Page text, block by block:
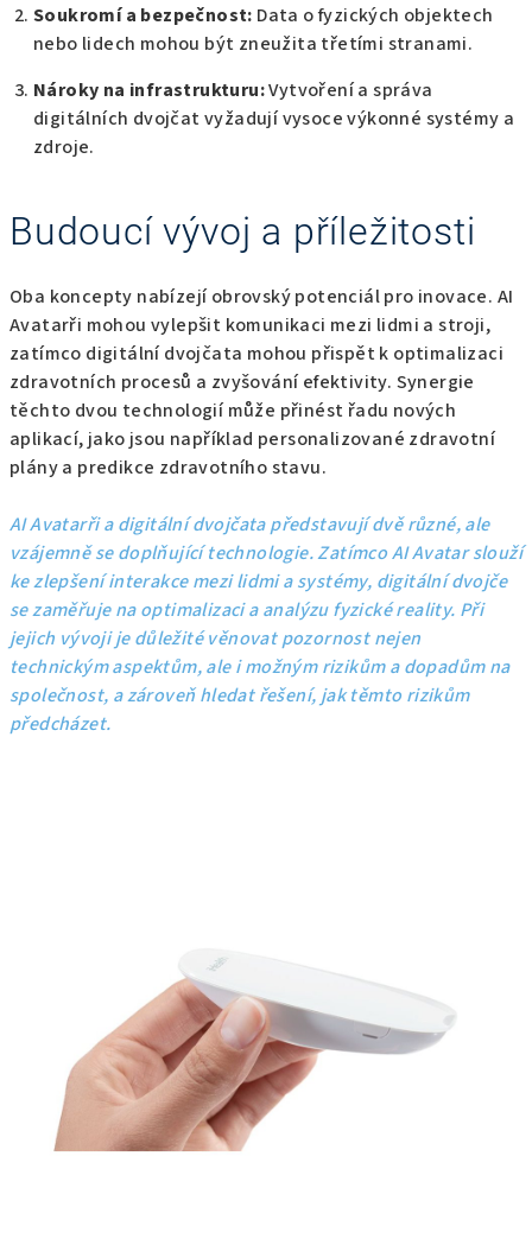
Soukromí a bezpečnost: Data o fyzických objektech
nebo lidech mohou být zneužita třetími stranami.
Nároky na infrastrukturu:Vytvoření a správa
digitálních dvojčat vyžadují vysoce výkonné systémy a
zdroje.
Budoucí vývoj a příležitosti
Oba koncepty nabízejí obrovský potenciál pro inovace. AI
Avatarři mohou vylepšit komunikaci mezi lidmi a stroji,
zatímco digitální dvojčata mohou přispět k optimalizaci
zdravotních procesů a zvyšování efektivity. Synergie
těchto dvou technologií může přinést řadu nových
aplikací, jako jsou například personalizované zdravotní
plány a predikce zdravotního stavu.
AI Avatarři a digitální dvojčata představují dvě různé, ale
vzájemně se doplňující technologie. Zatímco AI Avatar slouží
ke zlepšení interakce mezi lidmi a systémy, digitální dvojče
se zaměřuje na optimalizaci a analýzu fyzické reality. Při
jejich vývoji je důležité věnovat pozornost nejen
technickým aspektům, ale i možným rizikům a dopadům na
společnost, a zároveň hledat řešení, jak těmto rizikům
předcházet.